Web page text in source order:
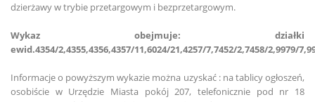
dzierżawy w trybie przetargowym i bezprzetargowym.
Wykaz obejmuje: działki
ewid.4354/2,4355,4356,4357/11,6024/21,4257/7,7452/2,7458/2,9979/
Informacje o powyższym wykazie można uzyskać : na tablicy ogłoszeń,
osobiście w Urzędzie Miasta pokój 207, telefonicznie pod nr 18